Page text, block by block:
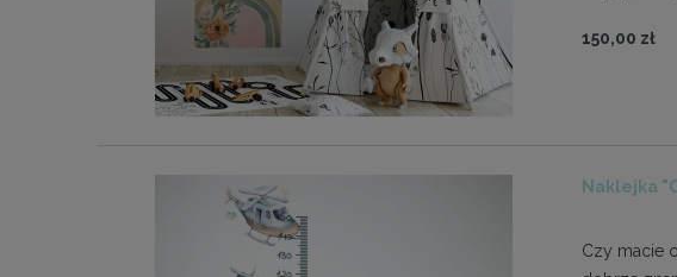
150,00 zł
Naklejka
Czy macie